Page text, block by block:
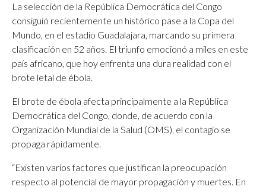
La selección de la República Democrática del Congo
consiguió recientemente un histórico pase a la Copa del
Mundo, en el estadio Guadalajara, marcando su primera
clasificación en 52 años. El triunfo emocionó a miles en este
país africano, que hoy enfrenta una dura realidad con el
brote letal de ébola.
El brote de ébola afecta principalmente a la República
Democrática del Congo, donde, de acuerdo con la
Organización Mundial de la Salud (OMS), el contagio se
propaga rápidamente.
“Existen varios factores que justifican la preocupación
respecto al potencial de mayor propagación y muertes. En